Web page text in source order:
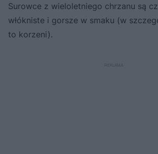
Surowce z wieloletniego chrzanu są
włókniste i gorsze w smaku (w
to korzeni).